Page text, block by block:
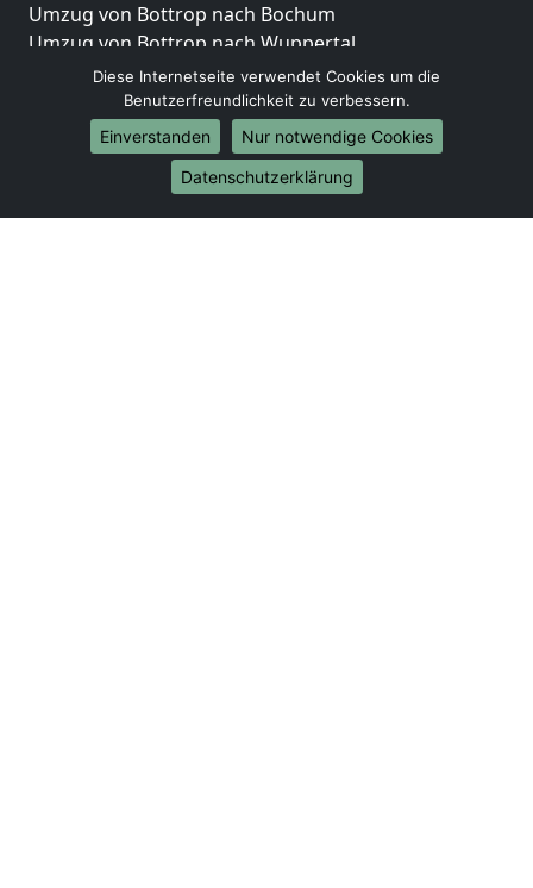
Umzug von Bottrop nach Bochum
Umzug von Bottrop nach Wuppertal
Umzug von Bottrop nach Bielefeld
Umzug von Bottrop nach Bonn
Umzug von Bottrop nach Münster
Internationale-Umzüge
Umzug von Bottrop nach Brasilien
Diese Internetseite verwendet Cookies um die
Benutzerfreundlichkeit zu verbessern.
Einverstanden
Nur notwendige Cookies
Datenschutzerklärung